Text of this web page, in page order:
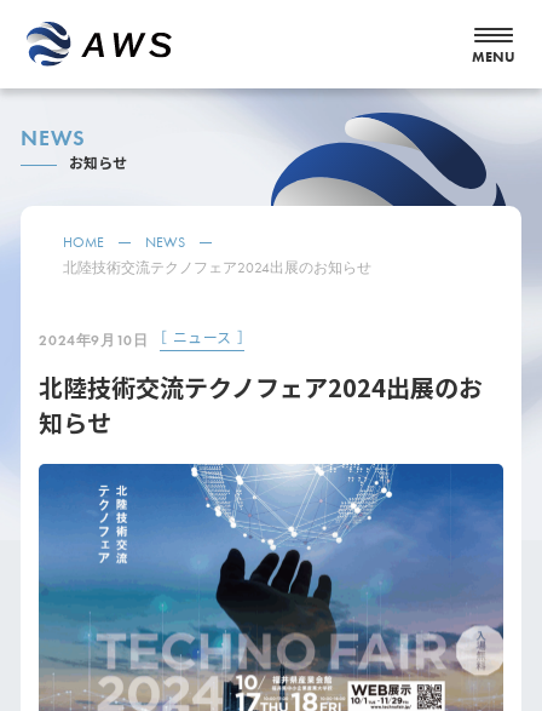
NEWS
お知らせ
HOME
NEWS
北陸技術交流テクノフェア2024出展のお知らせ
2024年9月10日 ［ ニュース ］
北陸技術交流テクノフェア2024出展のお
知らせ